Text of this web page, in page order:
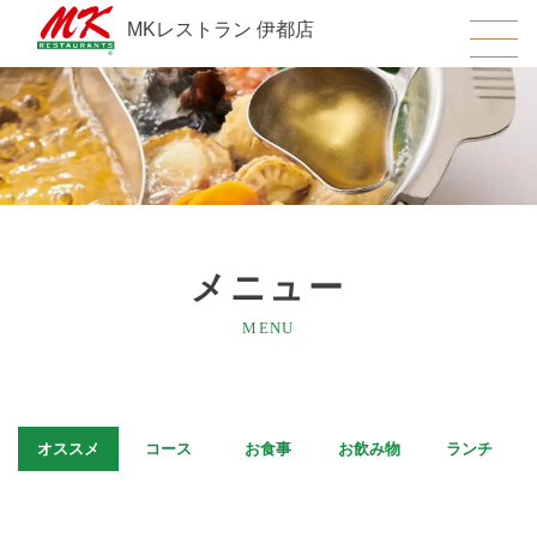
MKレストラン 伊都店
メニュー
MENU
オススメ コース お食事 お飲み物 ランチ